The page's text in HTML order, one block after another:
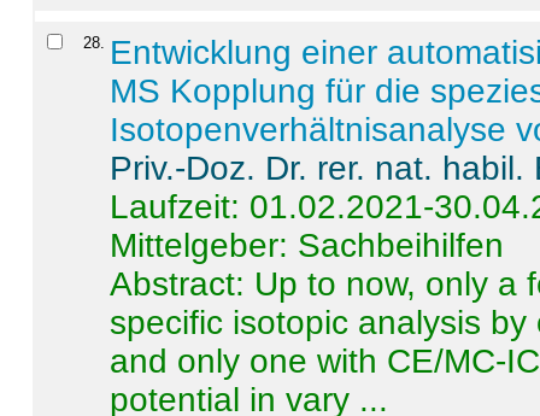
28. Entwicklung einer
MS Kopplung für die
Isotopenverhältnisanalyse
Priv.-Doz. Dr. rer. nat.
Laufzeit: 01.02.2021-
Mittelgeber: Sachbeihilfen
Abstract: Up to now, only a
specific isotopic analysis
and only one with CE/MC-
potential in vary ...